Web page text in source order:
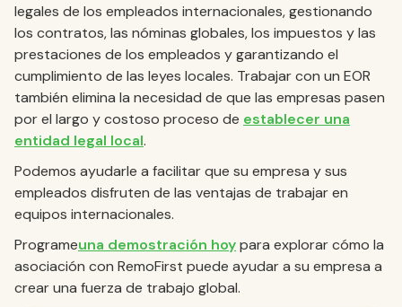
legales de los empleados internacionales, gestionando
los contratos, las nóminas globales, los impuestos y las
prestaciones de los empleados y garantizando el
cumplimiento de las leyes locales. Trabajar con un EOR
también elimina la necesidad de que las empresas pasen
por el largo y costoso proceso de establecer una
entidad legal local.
Podemos ayudarle a facilitar que su empresa y sus
empleados disfruten de las ventajas de trabajar en
equipos internacionales.
‍Programeuna demostración hoypara explorar cómo la
asociación con RemoFirst puede ayudar a su empresa a
crear una fuerza de trabajo global.